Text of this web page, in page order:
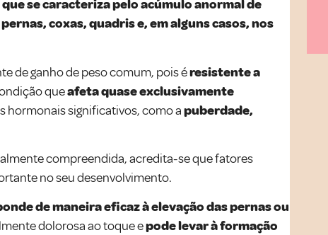
se caracteriza pelo acúmulo anormal de
pernas, coxas, quadris e, em alguns casos, nos
de ganho de peso comum, pois éresistente a
queafeta quase exclusivamente
hormonais significativos, como apuberdade,
compreendida, acredita-se que fatores
no seu desenvolvimento.
de maneira eficaz à elevação das pernas ou
dolorosa ao toque epode levar à formação